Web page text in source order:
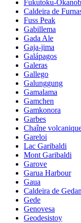
Fukutoku-
Caldeira de
Fuss Peak
Gabillema
Gada Ale
Gaja-jima
Galápagos
Galeras
Gallego
Galunggung
Gamalama
Gamchen
Gamkonora
Garbes
Chaîne
Gareloi
Lac Garibaldi
Mont Garibaldi
Garove
Garua Harbour
Gaua
Caldeira de
Gede
Genovesa
Geodesistoy